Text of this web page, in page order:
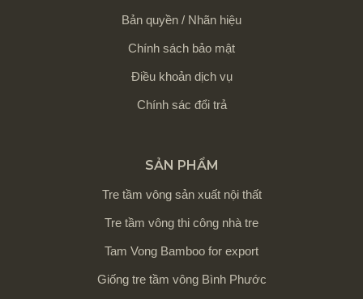
Bản quyền / Nhãn hiệu
Chính sách bảo mật
Điều khoản dịch vụ
Chính sác đổi trả
SẢN PHẨM
Tre tầm vông sản xuất nội thất
Tre tầm vông thi công nhà tre
Tam Vong Bamboo for export
Giống tre tầm vông Bình Phước